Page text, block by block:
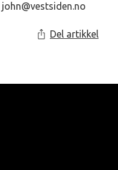
john@vestsiden.no
Del artikkel